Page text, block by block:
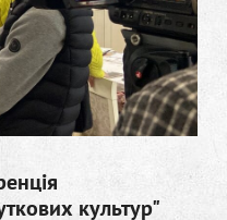
культур"